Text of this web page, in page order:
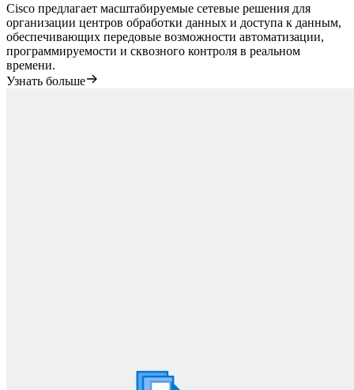
Cisco предлагает масштабируемые сетевые решения для
организации центров обработки данных и доступа к данным,
обеспечивающих передовые возможности автоматизации,
программируемости и сквозного контроля в реальном
времени.
Узнать больше